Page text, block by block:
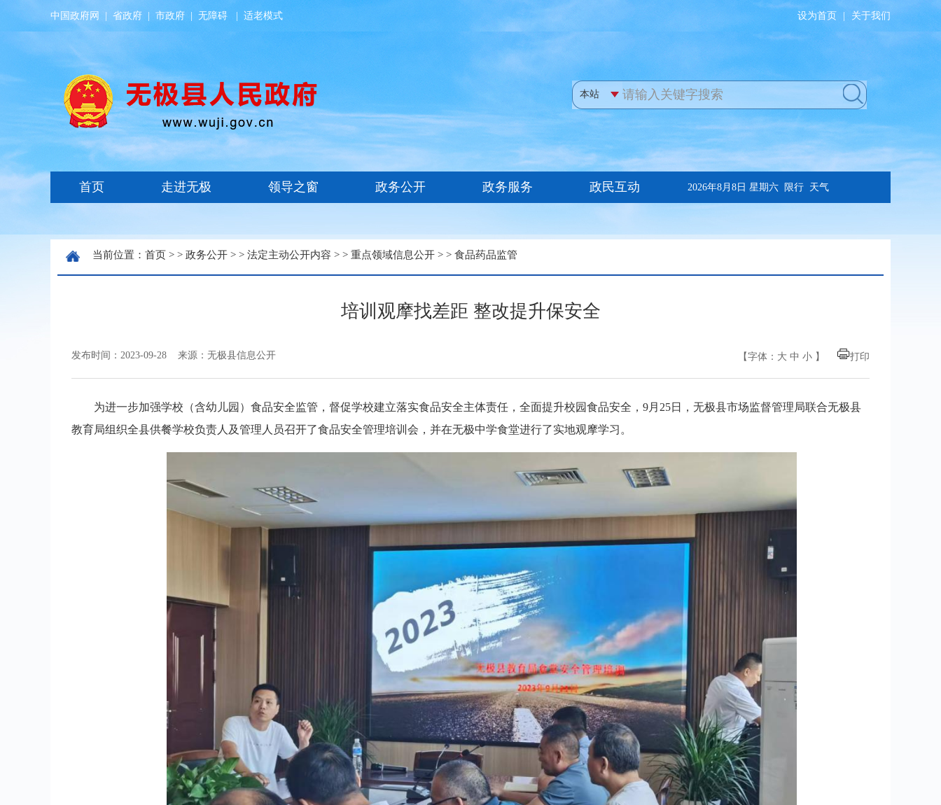
中国政府网 省政府 市政府 无障碍 适老模式 设为首页 关于我们
当前位置： 首页 > > 政务公开 > > 法定主动公开内容 > > 重点领域信息公开 > > 食品药品监管
培训观摩找差距 整改提升保安全
发布时间：2023-09-28 来源：无极县信息公开 【字体： 大 中 小 】 打印
为进一步加强学校（含幼儿园）食品安全监管，督促学校建立落实食品安全主体责任，全面提升校园食品安全，9月25日，无极县市场监督管理局联合无极县
教育局组织全县供餐学校负责人及管理人员召开了食品安全管理培训会，并在无极中学食堂进行了实地观摩学习。